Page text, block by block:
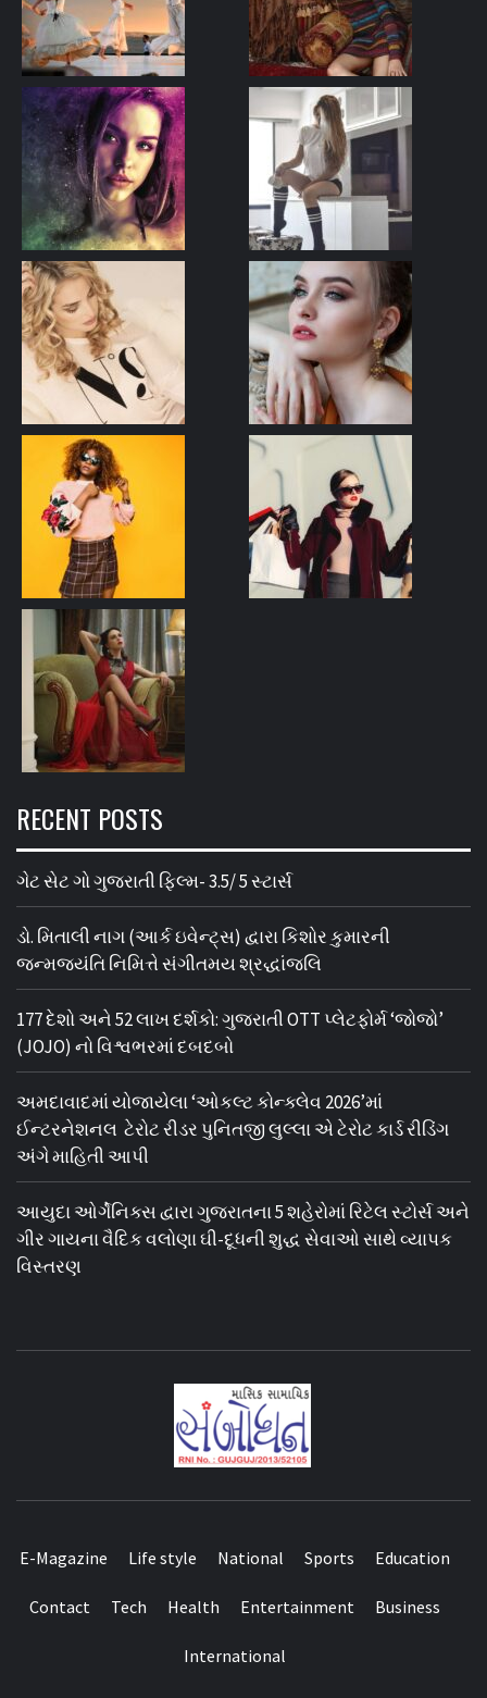
RECENT POSTS
ગેટ સેટ ગો ગુજરાતી ફિલ્મ- 3.5/ 5 સ્ટાર્સ
ડો. મિતાલી નાગ (આર્ક ઇવેન્ટ્સ) દ્વારા કિશોર કુમારની
જન્મજયંતિ નિમિત્તે સંગીતમય શ્રદ્ધાંજલિ
177 દેશો અને 52 લાખ દર્શકો: ગુજરાતી OTT પ્લેટફોર્મ ‘જોજો’
(JOJO) નો વિશ્વભરમાં દબદબો
અમદાવાદમાં યોજાયેલા ‘ઓકલ્ટ કોન્ક્લેવ 2026’માં
ઈન્ટરનેશનલ ટેરોટ રીડર પુનિતજી લુલ્લા એ ટેરોટ કાર્ડ રીડિંગ
અંગે માહિતી આપી
આયુદા ઓર્ગેનિક્સ દ્વારા ગુજરાતના 5 શહેરોમાં રિટેલ સ્ટોર્સ અને
ગીર ગાયના વૈદિક વલોણા ઘી-દૂધની શુદ્ધ સેવાઓ સાથે વ્યાપક
વિસ્તરણ
E-Magazine Life style National Sports Education
Contact Tech Health Entertainment Business
International